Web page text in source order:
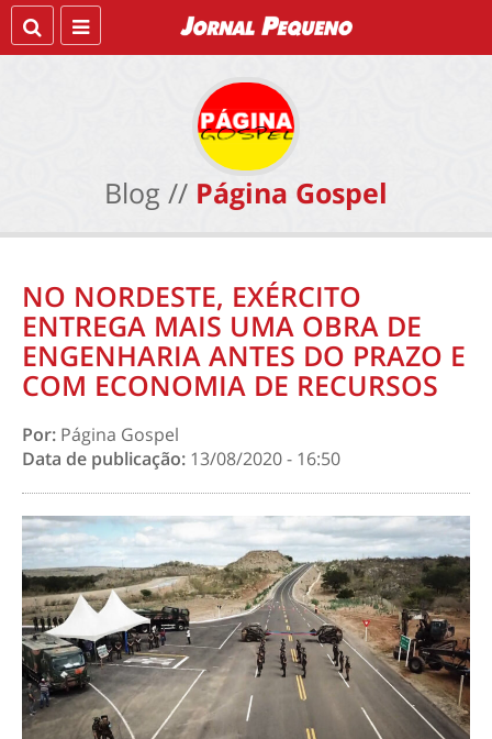
Blog // Página Gospel
NO NORDESTE, EXÉRCITO
ENTREGA MAIS UMA OBRA DE
ENGENHARIA ANTES DO PRAZO E
COM ECONOMIA DE RECURSOS
Por: Página Gospel
Data de publicação: 13/08/2020 - 16:50